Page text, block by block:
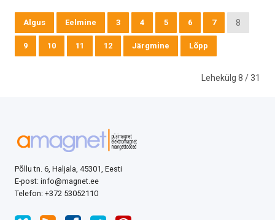
Algus Eelmine 3 4 5 6 7 8
9 10 11 12 Järgmine Lõpp
Lehekülg 8 / 31
Põllu tn. 6, Haljala, 45301, Eesti
E-post: info@magnet.ee
Telefon: +372 53052110